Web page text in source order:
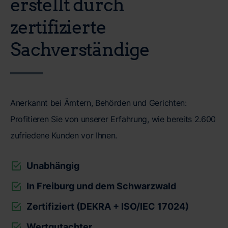
zertifizierte
Sachverständige
Anerkannt bei Ämtern, Behörden und Gerichten:
Profitieren Sie von unserer Erfahrung, wie bereits 2.600
zufriedene Kunden vor Ihnen.
Unabhängig
In Freiburg und dem Schwarzwald
Zertifiziert (DEKRA + ISO/IEC 17024)